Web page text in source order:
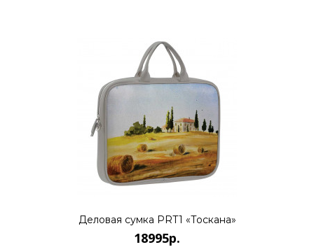
18995р.
КУПИТЬ
Деловая сумка PRT1 «Тоскана»
18995р.